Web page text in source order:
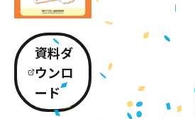
資料ダ
ウンロ
ード